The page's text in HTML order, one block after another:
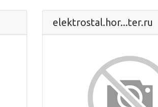
elektrostal.hor...ter.ru